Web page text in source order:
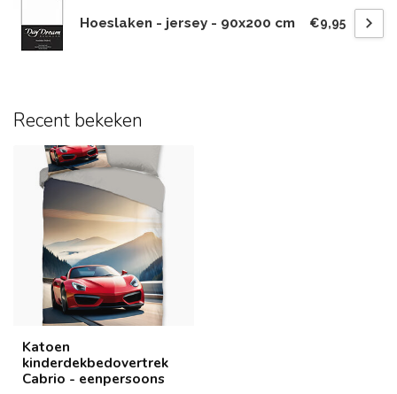
Hoeslaken - jersey - 90x200 cm €9,95
Recent bekeken
Katoen
kinderdekbedovertrek
Cabrio - eenpersoons